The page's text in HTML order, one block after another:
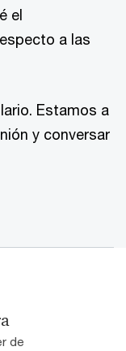
el
a las
Estamos a
y conversar
de